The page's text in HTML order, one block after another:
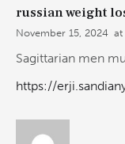
russian weight
November 15, 2024 at
Sagittarian men
https://